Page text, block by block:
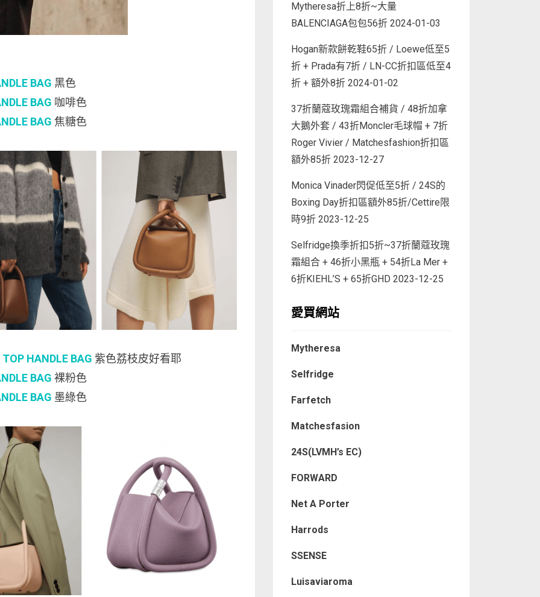
BAG 黑色
BAG 咖啡色
BAG 焦糖色
HANDLE BAG 紫色荔枝皮好看耶
BAG 裸粉色
BAG 墨綠色
Mytheresa折上8折~大量
BALENCIAGA包包56折 2024-01-03
Hogan新款餅乾鞋65折 / Loewe低至5
折 + Prada有7折 / LN-CC折扣區低至4
折 + 額外8折 2024-01-02
37折蘭蔻玫瑰霜組合補貨 / 48折加拿
大鵝外套 / 43折Moncler毛球帽 + 7折
Roger Vivier / Matchesfashion折扣區
額外85折 2023-12-27
Monica Vinader閃促低至5折 / 24S的
Boxing Day折扣區額外85折/Cettire限
時9折 2023-12-25
Selfridge換季折扣5折~37折蘭蔻玫瑰
霜組合 + 46折小黑瓶 + 54折La Mer +
6折KIEHL’S + 65折GHD 2023-12-25
愛買網站
Mytheresa
Selfridge
Farfetch
Matchesfasion
24S(LVMH’s EC)
FORWARD
Net A Porter
Harrods
SSENSE
Luisaviaroma